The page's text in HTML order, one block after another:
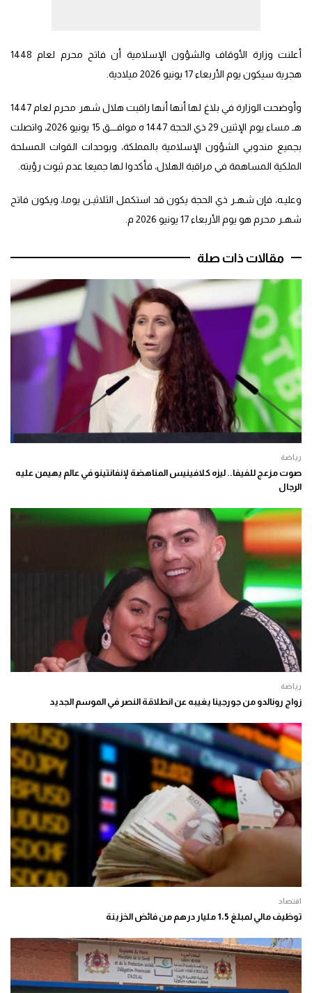
أعلنت وزارة الأوقاف والشؤون الإسلامية أن فاتح محرم لعام 1448
هجرية سيكون يوم الأربعاء 17 يونيو 2026 ميلادية.
وأوضحت الوزارة في بلاغ لها أنها أنها راقبت هلال شهر محرم لعام 1447
هـ مساء يوم الإثنين 29 ذي الحجة 1447 ه موافـــق 15 يونيو 2026، واتصلت
بجميع مندوبي الشؤون الإسلامية بالمملكة، وبوحدات القوات المسلحة
الملكية المساهمة في مراقبة الهلال، فأكدوا لها جميعا عدم ثبوت رؤيته.
وعليـه، فإن شهـر ذي الحجة يكون قد استكمل الثلاثيـن يوما، ويكون فاتح
شهـر محرم هو يوم الأربعاء 17 يونيو 2026 م.
مقالات ذات صلة
رياضة
صوت مزعج للفيفا.. ليزه كلافينيس المناهضة لإنفانتينو في عالم يهيمن عليه
الرجال
رياضة
زواج رونالدو من جورجينا يغيبه عن انطلاقة النصر في الموسم الجديد
اقتصاد
توظيف مالي لمبلغ 1،5 مليار درهم من فائض الخزينة